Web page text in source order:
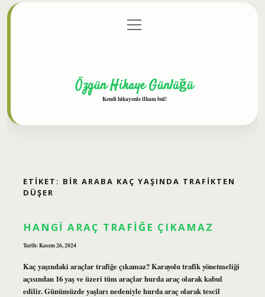
Gizlilik Politikası
menüyü
aç
Özgün Hikaye Günlüğü
Kendi hikayenle ilham bul!
ETIKET: BIR ARABA KAÇ YAŞINDA TRAFIKTEN
DÜŞER
HANGI ARAÇ TRAFIĞE ÇIKAMAZ
Tarih: Kasım 26, 2024
Kaç yaşındaki araçlar trafiğe çıkamaz? Karayolu trafik yönetmeliği
açısından 16 yaş ve üzeri tüm araçlar hurda araç olarak kabul
edilir. Günümüzde yaşları nedeniyle hurda araç olarak tescil